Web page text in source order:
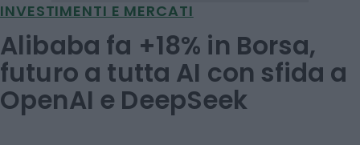
INVESTIMENTI E MERCATI
Alibaba fa +18% in Borsa,
futuro a tutta AI con sfida a
OpenAI e DeepSeek